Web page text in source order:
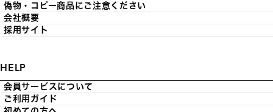
偽物・コピー商品にご注意ください
会社概要
採用サイト
HELP
会員サービスについて
ご利用ガイド